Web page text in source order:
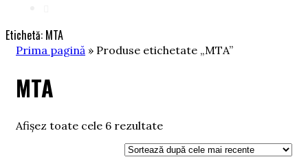
Etichetă: MTA
Prima pagină » Produse etichetate „MTA”
MTA
Afișez toate cele 6 rezultateSortat
cele